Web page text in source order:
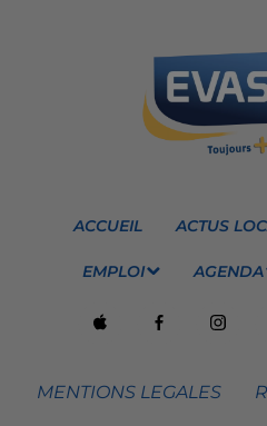
ACCUEIL ACTUS
EMPLOI AGENDA
MENTIONS LEGALES